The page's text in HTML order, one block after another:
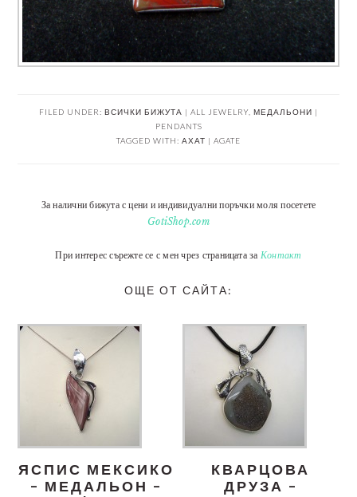
FILED UNDER: ВСИЧКИ БИЖУТА | ALL JEWELRY МЕДАЛЬОНИ |
PENDANTS
TAGGED WITH: АХАТ | AGATE
За налични бижута с цени и индивидуални поръчки моля посетете
GotiShop.com
При интерес сърежте се с мен чрез страницата за Контакт
ОЩЕ ОТ САЙТА:
ЯСПИС МЕКСИКО
– МЕДАЛЬОН –
КВАРЦОВА
ДРУЗА –